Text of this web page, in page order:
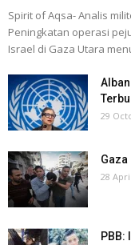
Spirit of Aqsa- Analis
Peningkatan operasi
Israel di Gaza Utara
29
28
PBB: